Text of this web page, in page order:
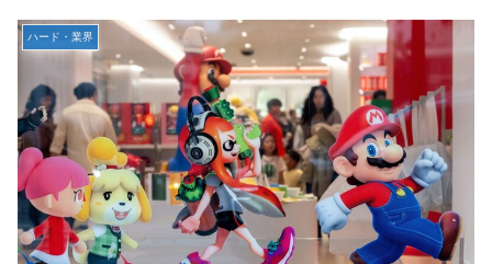
【速報】北海道江別大学生殺人事件、主犯格の川口被告(19)
に無期懲役の判決←これ、妥当だと思う？？？？？？
【悲報】女さん、歩行者を轢いた挙句、道路に倒れてどえら
いことになってしまうw w w w w w w
海外「日本は戦勝国なんだよ」 戦後の日本人の特別な生き
様に各国から称賛の声
【画像】居酒屋さん、6人で長居して会計4939円しか使わな
い客にお気持ち表明してしまう←コレどっちが悪いん
や？？？？？？
【速報】ひろゆき、離婚wwwwww
【放送事故】フジテレビ、女子大生を大量投入して闇深エロ
番組ｗｗｗｗ
【艦これ】でもイベントのたびに思うんだ 空母機動部隊っ
てクソだわ！
【艦これ】ひみつの通り道 他
【艦これ】ナマケモノアガノウサギ 他
ハード・業界